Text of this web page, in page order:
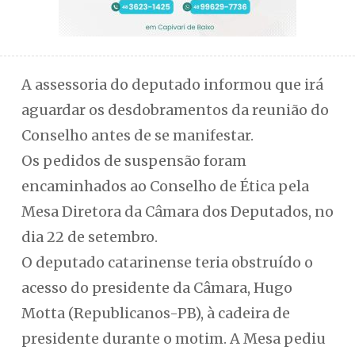
A assessoria do deputado informou que irá
aguardar os desdobramentos da reunião do
Conselho antes de se manifestar.
Os pedidos de suspensão foram
encaminhados ao Conselho de Ética pela
Mesa Diretora da Câmara dos Deputados, no
dia 22 de setembro.
O deputado catarinense teria obstruído o
acesso do presidente da Câmara, Hugo
Motta (Republicanos-PB), à cadeira de
presidente durante o motim. A Mesa pediu